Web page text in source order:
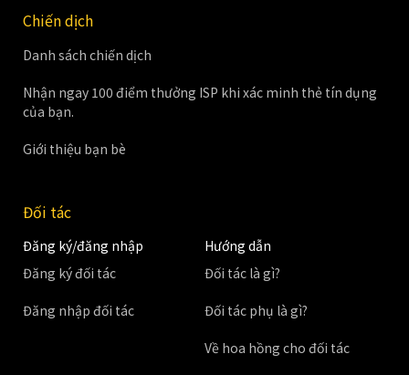
Chiến dịch
Danh sách chiến dịch
Nhận ngay 100 điểm thưởng ISP khi xác minh thẻ tín dụng
của bạn.
Giới thiệu bạn bè
Đối tác
Đăng ký/đăng nhập
Đăng ký đối tác
Đăng nhập đối tác
Hướng dẫn
Đối tác là gì?
Đối tác phụ là gì?
Về hoa hồng cho đối tác